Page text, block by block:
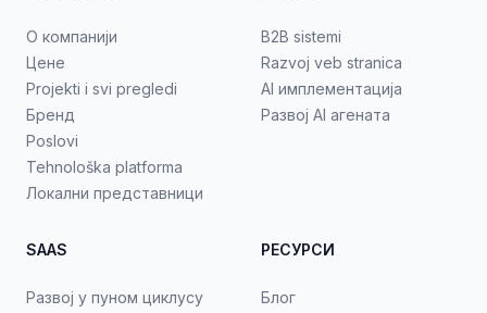
О компанији
Цене
Projekti i svi pregledi
Бренд
Poslovi
Tehnološka platforma
Локални представници
B2B sistemi
Razvoj veb stranica
AI имплементација
Развој AI агената
SAAS
Развој у пуном циклусу
РЕСУРСИ
Блог